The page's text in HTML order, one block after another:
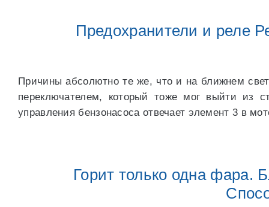
Предохранители и реле
Причины абсолютно те же, что и на ближнем
переключателем, который тоже мог выйти из
управления бензонасоса отвечает элемент 3 в
Горит только одна фара.